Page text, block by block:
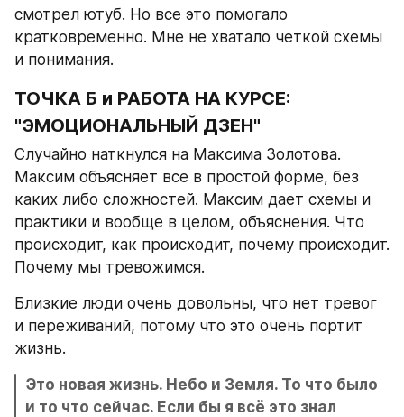
смотрел ютуб. Но все это помогало
кратковременно. Мне не хватало четкой схемы
и понимания.
ТОЧКА Б и РАБОТА НА КУРСЕ:
"ЭМОЦИОНАЛЬНЫЙ ДЗЕН"
Случайно наткнулся на Максима Золотова.
Максим объясняет все в простой форме, без
каких либо сложностей. Максим дает схемы и
практики и вообще в целом, объяснения. Что
происходит, как происходит, почему происходит.
Почему мы тревожимся.
Близкие люди очень довольны, что нет тревог
и переживаний, потому что это очень портит
жизнь.
Это новая жизнь. Небо и Земля. То что было
и то что сейчас. Если бы я всё это знал